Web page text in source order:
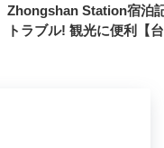
Zhongshan Station宿泊
トラブル! 観光に便利【